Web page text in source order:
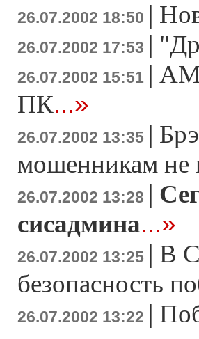
26.07.2002 18:50 |
26.07.2002 17:53 |
26.07.2002 15:51 |
ПК...»
26.07.2002 13:35 |
мошенникам не
26.07.2002 13:28 |
сисадмина...»
26.07.2002 13:25 | В
безопасность
26.07.2002 13:22 |